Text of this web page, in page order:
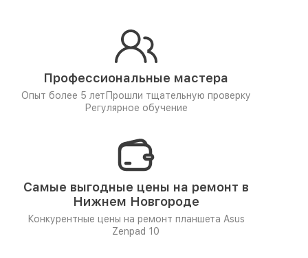
Профессиональные мастера
Опыт более 5 лет Прошли тщательную проверку
Регулярное обучение
Самые выгодные цены на ремонт в
Нижнем Новгороде
Конкурентные цены на ремонт планшета Asus
Zenpad 10